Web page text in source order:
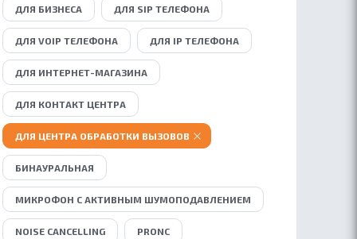
ДЛЯ БИЗНЕСА ДЛЯ SIP ТЕЛЕФОНА
ДЛЯ VOIP ТЕЛЕФОНА ДЛЯ IP ТЕЛЕФОНА
ДЛЯ ИНТЕРНЕТ-МАГАЗИНА
ДЛЯ КОНТАКТ ЦЕНТРА
ДЛЯ ЦЕНТРА ОБРАБОТКИ ВЫЗОВОВ
БИНАУРАЛЬНАЯ
МИКРОФОН С АКТИВНЫМ ШУМОПОДАВЛЕНИЕМ
NOISE СANCELLING PRONC